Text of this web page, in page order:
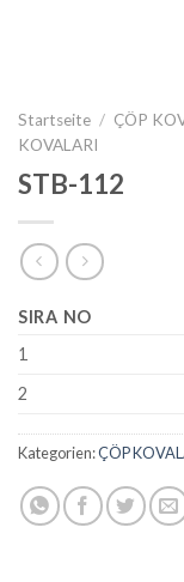
Startseite / ÇÖP
KOVALARI
STB-112
SIRA NO
1
2
Kategorien:ÇÖP